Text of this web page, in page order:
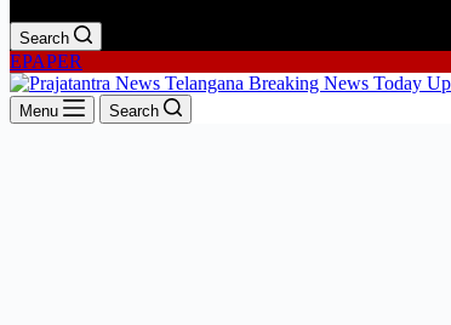
Search
EPAPER
Menu Search